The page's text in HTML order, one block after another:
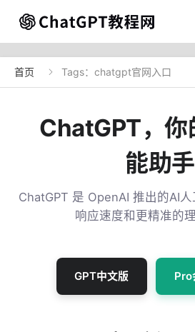
首页  Tags：chatgpt官网入口
ChatGPT，你
能助手
ChatGPT 是 OpenAI 推出的AI
响应速度和更精准的理
GPT中文版 Pro